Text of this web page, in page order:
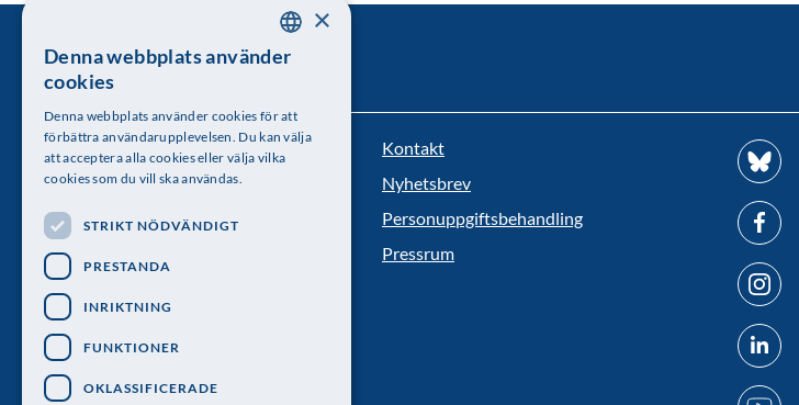
Kungl. Vetenskapsakademien
Telefon: 08-673 95 00
Kontakt
Nyhetsbrev
Personuppgiftsbehandling
Pressrum
SWEDISH
×
Denna webbplats använder
cookies
Denna webbplats använder cookies för att
förbättra användarupplevelsen. Du kan välja
att acceptera alla cookies eller välja vilka
cookies som du vill ska användas.
STRIKT NÖDVÄNDIGT
PRESTANDA
INRIKTNING
FUNKTIONER
OKLASSIFICERADE